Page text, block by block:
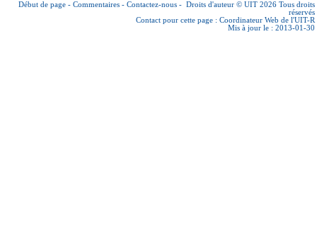
Début de page - Commentaires - Contactez-nous - Droits d'auteur © UIT 2026 Tous droits
réservés
Contact pour cette page : Coordinateur Web de l'UIT-R
Mis à jour le : 2013-01-30